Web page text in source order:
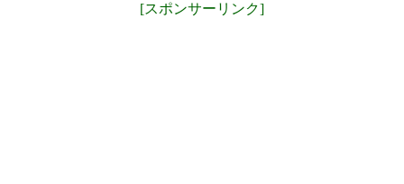
[スポンサーリンク]